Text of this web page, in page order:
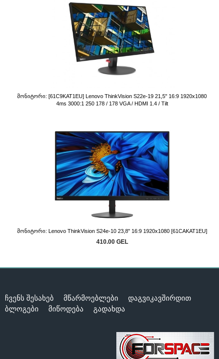
Მონიტორი: [61C9KAT1EU] Lenovo ThinkVision S22e-19 21,5" 16:9 1920x1080
4ms 3000:1 250 178 / 178 VGA / HDMI 1.4 / Tilt
Მონიტორი: Lenovo ThinkVision S24e-10 23,8" 16:9 1920x1080 [61CAKAT1EU]
410.00 GEL
ჩვენს შესახებ მწარმოებლები
დაგვიკავშირდით
ბლოგები
მიწოდება გადახდა